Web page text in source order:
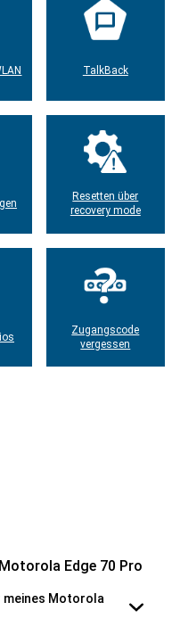
TalkBack
Resetten über
recovery mode
Zugangscode
vergessen
Edge 70 Pro
meines Motorola